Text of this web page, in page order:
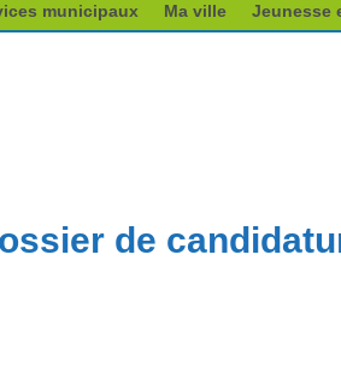
municipaux Ma ville Jeunesse
de